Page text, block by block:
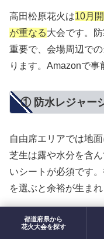
高田松原花火は10月
が重なる大会です。
重要で、会場周辺で
ります。Amazonで事
① 防水レジャー
自由席エリアでは地
芝生は露や水分を含
いシートが必須です
を選ぶと余裕が生まれ
レ
都道府県から
花火大会を探す